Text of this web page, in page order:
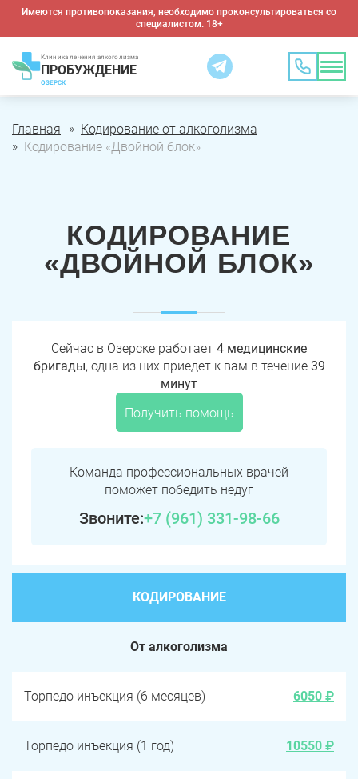
Имеются противопоказания, необходимо проконсультироваться со
специалистом. 18+
Клиника лечения алкоголизма
ПРОБУЖДЕНИЕ
ОЗЕРСК
Главная
Кодирование от алкоголизма
Кодирование «Двойной блок»
КОДИРОВАНИЕ
«ДВОЙНОЙ БЛОК»
Сейчас в Озерске работает 4 медицинские
бригады, одна из них приедет к вам в течение 39
минут
Получить помощь
Команда профессиональных врачей
поможет победить недуг
Звоните:+7 (961) 331-98-66
КОДИРОВАНИЕ
От алкоголизма
Торпедо инъекция (6 месяцев) 6050 ₽
Торпедо инъекция (1 год) 10550 ₽